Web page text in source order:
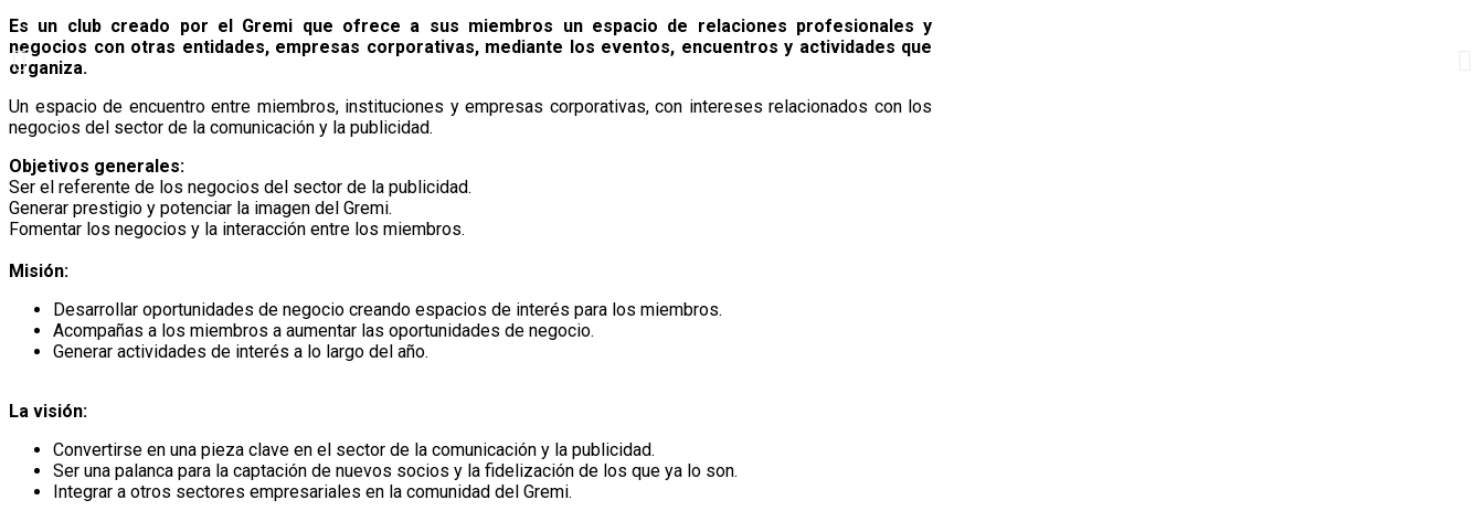
Es un club creado por el Gremi que ofrece a sus miembros un espacio de relaciones profesionales y
negocios con otras entidades, empresas corporativas, mediante los eventos, encuentros y actividades que
organiza.
Un espacio de encuentro entre miembros, instituciones y empresas corporativas, con intereses relacionados con los
negocios del sector de la comunicación y la publicidad.
Objetivos generales:
Ser el referente de los negocios del sector de la publicidad.
Generar prestigio y potenciar la imagen del Gremi.
Fomentar los negocios y la interacción entre los miembros.
Misión:
Desarrollar oportunidades de negocio creando espacios de interés para los miembros.
Acompañas a los miembros a aumentar las oportunidades de negocio.
Generar actividades de interés a lo largo del año.
La visión:
Convertirse en una pieza clave en el sector de la comunicación y la publicidad.
Ser una palanca para la captación de nuevos socios y la fidelización de los que ya lo son.
Integrar a otros sectores empresariales en la comunidad del Gremi.